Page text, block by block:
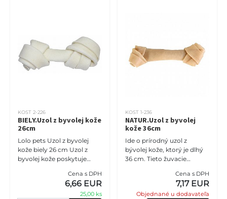
KOST 2-226
BIELY.Uzol z byvolej kože
26cm
Lolo pets Uzol z byvolej
kože biely 26 cm Uzol z
byvolej kože poskytuje
vášho štvornohého
miláčika. Je vhodný pre
Cena s DPH
6,66 EUR
25,00 ks
KOST 1-236
NATUR.Uzol z byvolej
kože 36cm
Ide o prírodný uzol z
bývolej kože, ktorý je dlhý
36 cm. Tieto žuvacie
súčasťou starostlivosti o
ústnu dutinu psov.
Pomáhajú odst
Cena s DPH
7,17 EUR
Objednané u dodavateľa